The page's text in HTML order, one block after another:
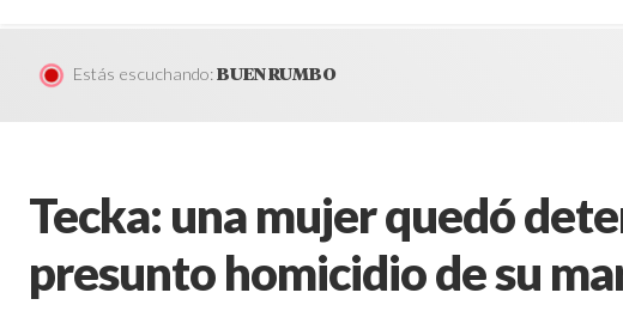
Estás escuchando:BUEN RUMBO
Tecka: una mujer quedó
presunto homicidio de su